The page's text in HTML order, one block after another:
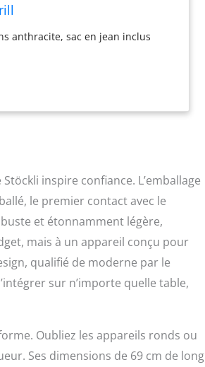
anthracite, sac en jean inclus
inspire confiance. L’emballage
le premier contact avec le
et étonnamment légère,
mais à un appareil conçu pour
qualifié de moderne par le
sur n’importe quelle table,
Oubliez les appareils ronds ou
Ses dimensions de 69 cm de long